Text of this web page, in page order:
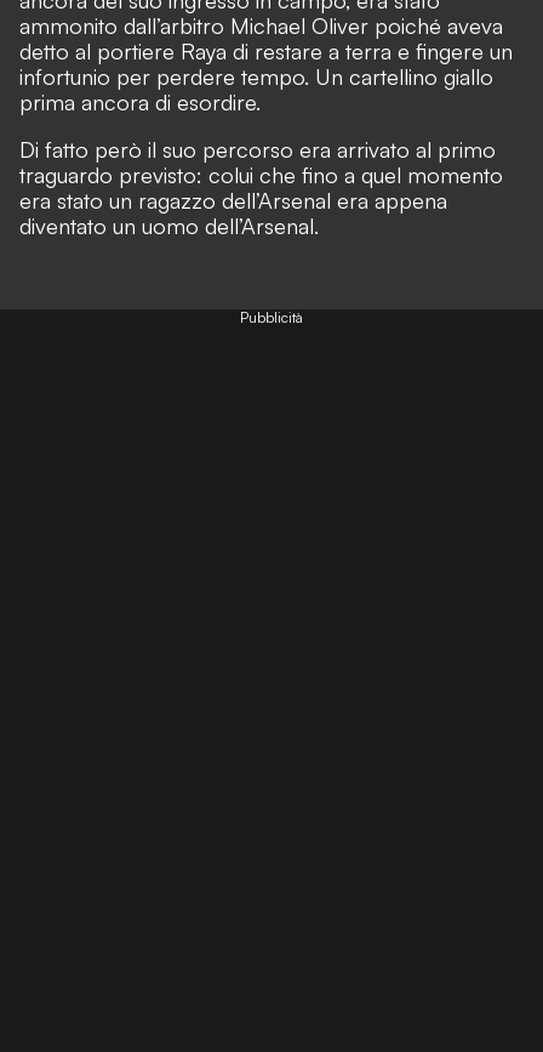
ammonito dall’arbitro Michael Oliver poiché aveva
detto al portiere Raya di restare a terra e fingere un
infortunio per perdere tempo. Un cartellino giallo
prima ancora di esordire.
Di fatto però il suo percorso era arrivato al primo
traguardo previsto: colui che fino a quel momento
era stato un ragazzo dell’Arsenal era appena
diventato un uomo dell’Arsenal.
Pubblicità